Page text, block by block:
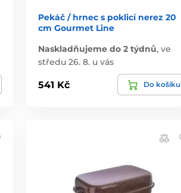
Pekáč / hrnec s poklicí nerez 20
cm Gourmet Line
Naskladňujeme do 2 týdnů, ve
středu 26. 8. u vás
541 Kč Do košíku